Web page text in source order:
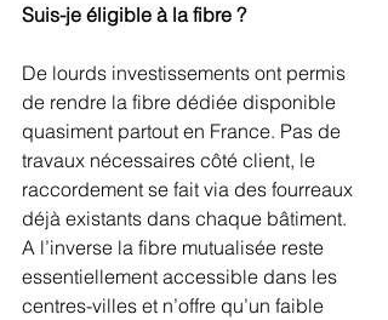
Suis-je éligible à la fibre ?
De lourds investissements ont permis
de rendre la fibre dédiée disponible
quasiment partout en France. Pas de
travaux nécessaires côté client, le
raccordement se fait via des fourreaux
déjà existants dans chaque bâtiment.
A l’inverse la fibre mutualisée reste
essentiellement accessible dans les
centres-villes et n’offre qu’un faible